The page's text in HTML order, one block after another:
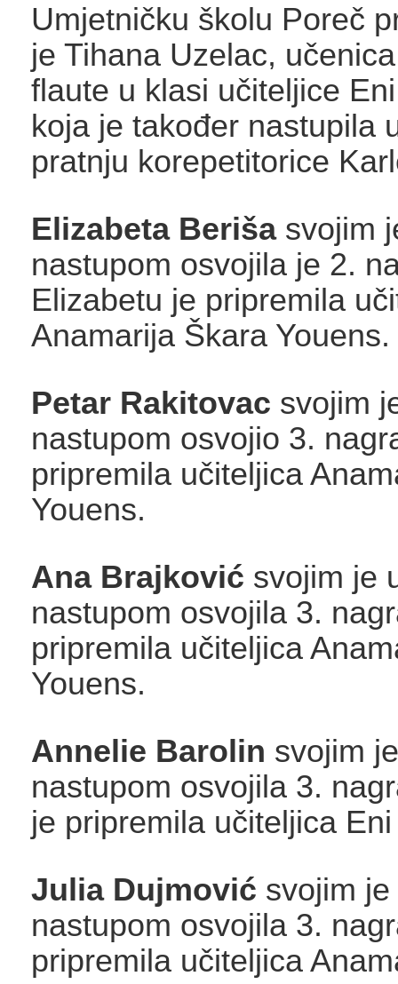
Umjetničku školu Poreč
je Tihana Uzelac,
flaute u klasi učiteljice
koja je također nastupila
pratnju korepetitorice
Elizabeta Berišasvojim
nastupom osvojila je 2.
Elizabetu je pripremila
Anamarija Škara Youens.
Petar Rakitovac svojim
nastupom osvojio 3.
pripremila učiteljica
Youens.
Ana Brajković svojim je
nastupom osvojila 3.
pripremila učiteljica
Youens.
Annelie Barolin svojim
nastupom osvojila 3.
je pripremila učiteljica
Julia Dujmović svojim
nastupom osvojila 3.
pripremila učiteljica